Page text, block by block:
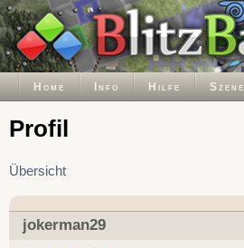
Home Info Hilfe Szene
Profil
Übersicht
jokerman29